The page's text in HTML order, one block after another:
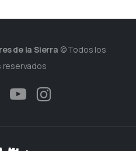
de la Sierra © Todos los
reservados